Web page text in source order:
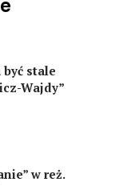
stale
Wajdy”
w reż.